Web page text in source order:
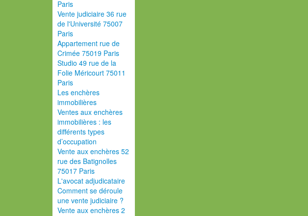
Paris
Vente judiciaire 36 rue
de l'Université 75007
Paris
Appartement rue de
Crimée 75019 Paris
Studio 49 rue de la
Folie Méricourt 75011
Paris
Les enchères
immobilières
Ventes aux enchères
immobilières : les
différents types
d’occupation
Vente aux enchères 52
rue des Batignolles
75017 Paris
L'avocat adjudicataire
Comment se déroule
une vente judiciaire ?
Vente aux enchères 2